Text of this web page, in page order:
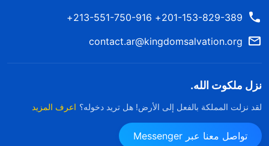
201-153-829-389+ 213-551-750-916+
contact.ar@kingdomsalvation.org
نزل ملكوت الله.
لقد نزلت المملكة بالفعل إلى الأرض! هل تريد دخوله؟ اعرف المزيد
تواصل معنا عبر Messenger